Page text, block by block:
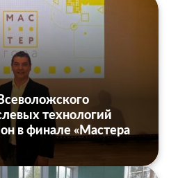
технологий
в финале «Мастера